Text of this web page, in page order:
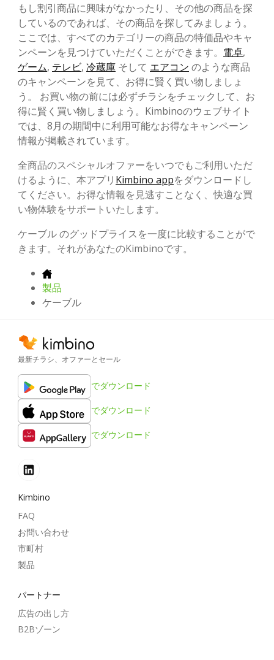
もし割引商品に興味がなかったり、その他の商品を探
しているのであれば、その商品を探してみましょう。
ここでは、すべてのカテゴリーの商品の特価品やキャ
ンペーンを見つけていただくことができます。 電卓,
ゲーム, テレビ, 冷蔵庫 そして エアコン のような商品
のキャンペーンを見て、お得に賢く買い物しましょ
う。 お買い物の前には必ずチラシをチェックして、お
得に賢く買い物しましょう。Kimbinoのウェブサイト
では、8月の期間中に利用可能なお得なキャンペーン
情報が掲載されています。
全商品のスペシャルオファーをいつでもご利用いただ
けるように、本アプリ Kimbino appをダウンロードし
てください。お得な情報を見逃すことなく、快適な買
い物体験をサポートいたします。
ケーブル のグッドプライスを一度に比較することがで
きます。それがあなたのKimbinoです。
製品
ケーブル
最新チラシ、オファーとセール
でダウンロード
でダウンロード
でダウンロード
Kimbino
FAQ
お問い合わせ
市町村
製品
パートナー
広告の出し方
B2Bゾーン